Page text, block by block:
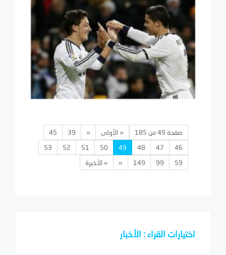
صفحة 49 من 185 « الأولى «
39
45
46
47
48
49
50
51
52
53
59
99
149
» » الأخيرة
اختيارات القراء : الأخبار